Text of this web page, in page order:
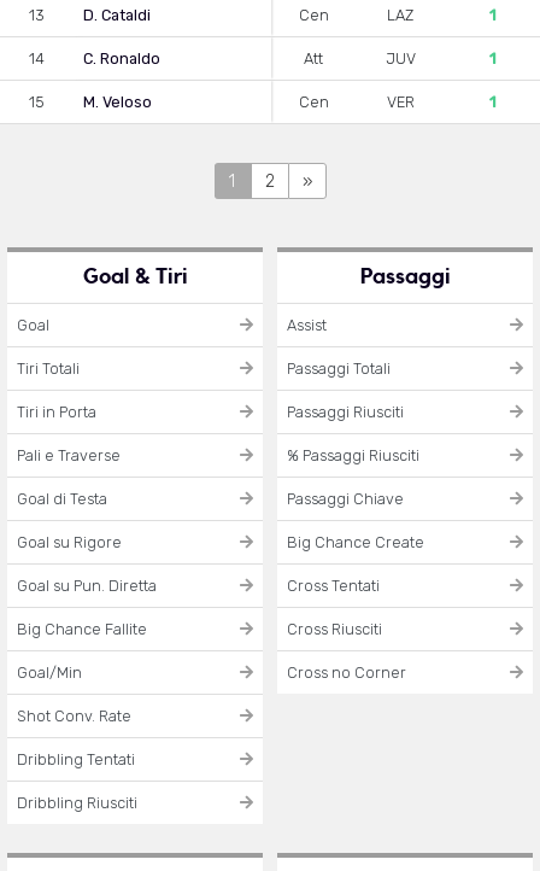
13 D. Cataldi Cen LAZ 1
14 C. Ronaldo Att JUV 1
15 M. Veloso Cen VER 1
1 2 »
Goal & Tiri
Goal
Tiri Totali
Tiri in Porta
Pali e Traverse
Goal di Testa
Goal su Rigore
Goal su Pun. Diretta
Big Chance Fallite
Goal/Min
Shot Conv. Rate
Dribbling Tentati
Dribbling Riusciti
Passaggi
Assist
Passaggi Totali
Passaggi Riusciti
% Passaggi Riusciti
Passaggi Chiave
Big Chance Create
Cross Tentati
Cross Riusciti
Cross no Corner